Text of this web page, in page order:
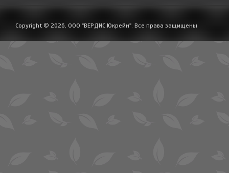
Copyright © 2026, ООО "ВЕРДИС Юкрейн". Все права защищены